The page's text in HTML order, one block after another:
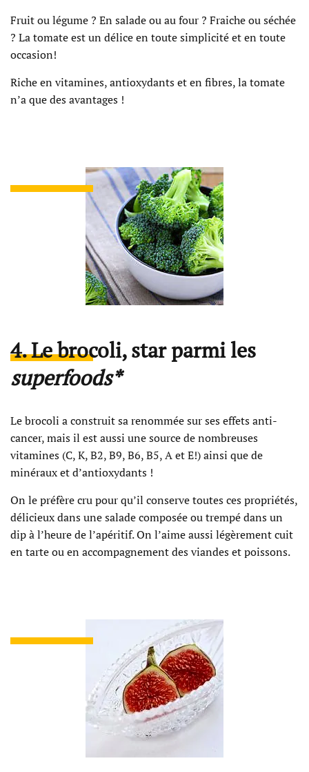
Fruit ou légume ? En salade ou au four ? Fraiche ou séchée
? La tomate est un délice en toute simplicité et en toute
occasion!
Riche en vitamines, antioxydants et en fibres, la tomate
n’a que des avantages !
4. Le brocoli, star parmi les
superfoods*
Le brocoli a construit sa renommée sur ses effets anti-
cancer, mais il est aussi une source de nombreuses
vitamines (C, K, B2, B9, B6, B5, A et E!) ainsi que de
minéraux et d’antioxydants !
On le préfère cru pour qu’il conserve toutes ces propriétés,
délicieux dans une salade composée ou trempé dans un
dip à l’heure de l’apéritif. On l’aime aussi légèrement cuit
en tarte ou en accompagnement des viandes et poissons.